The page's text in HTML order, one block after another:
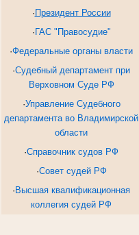
· Президент России
· ГАС "Правосудие"
·Федеральные органы власти
·Судебный департамент при
Верховном Суде РФ
·Управление Судебного
департамента во Владимирской
области
·Справочник судов РФ
·Совет судей РФ
· Высшая квалификационная
коллегия судей РФ